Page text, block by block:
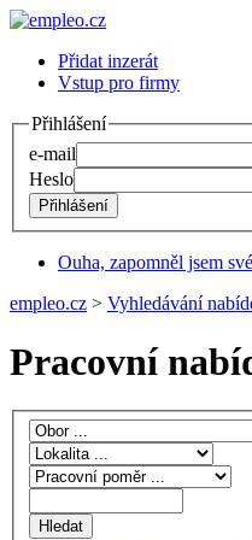
Přidat inzerát
Vstup pro firmy
Přihlášení
e-mail
Heslo
Ouha, zapomněl jsem
empleo.cz > Vyhledávání
Pracovní